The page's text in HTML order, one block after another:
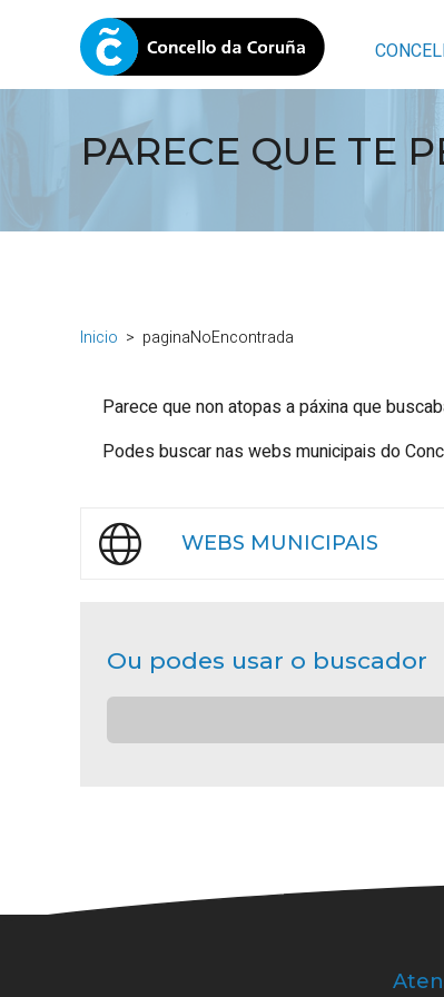
PARECE QUE TE
Inicio paginaNoEncontrada
Parece que non atopas a páxina que
Podes buscar nas webs municipais do
WEBS MUNICIPAIS
Ou podes usar o buscador